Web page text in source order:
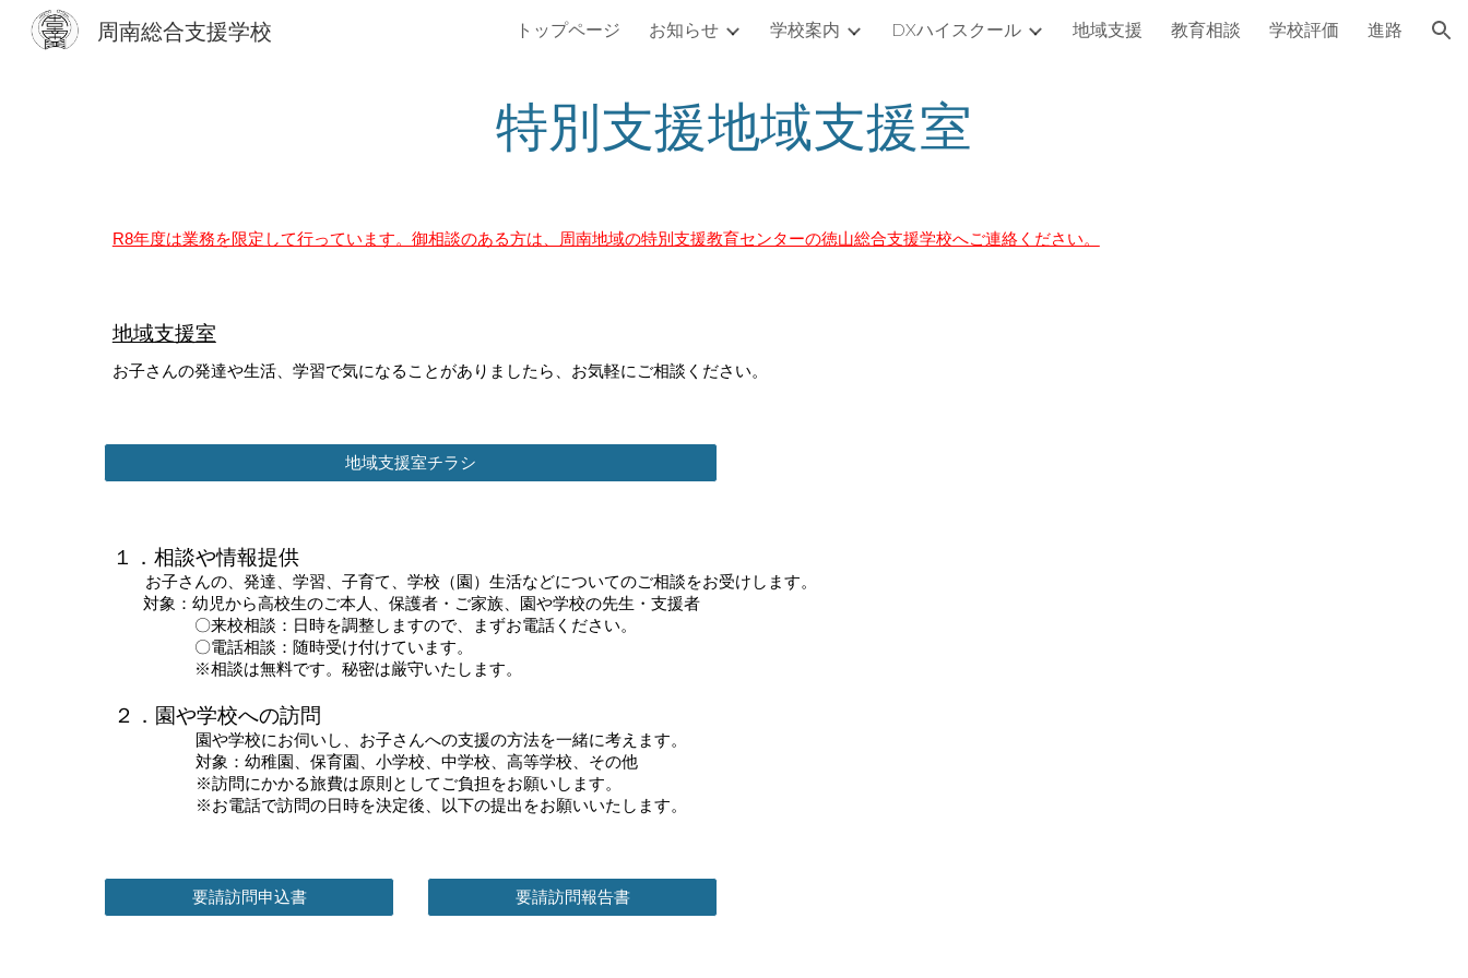
Skip to main content Skip to navigation
周南総合支援学校 トップページ お知らせ 学校案内 DXハイスクール 地域支援 教育相談 学校評価 進路
特別支援地域支援室
R8年度は業務を限定して行っています。御相談のある方は、周南地域の特別支援教育センターの徳山総合支援学校へご連絡ください。
地域支援室
お子さんの発達や生活、学習で気になることがありましたら、お気軽にご相談ください。
地域支援室チラシ
１．相談や情報提供
お子さんの、発達、学習、子育て、学校（園）生活などについてのご相談をお受けします。
対象：幼児から高校生のご本人、保護者・ご家族、園や学校の先生・支援者
〇来校相談：日時を調整しますので、まずお電話ください。
〇電話相談：随時受け付けています。
※相談は無料です。秘密は厳守いたします。
２．園や学校への訪問
園や学校にお伺いし、お子さんへの支援の方法を一緒に考えます。
対象：幼稚園、保育園、小学校、中学校、高等学校、その他
※訪問にかかる旅費は原則としてご負担をお願いします。
※お電話で訪問の日時を決定後、以下の提出をお願いいたします。
要請訪問申込書 要請訪問報告書